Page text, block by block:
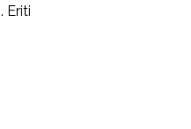
Eriti